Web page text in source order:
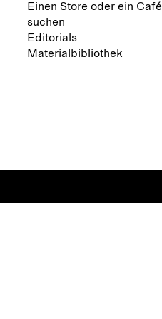
Einen Store oder ein Café
suchen
Editorials
Materialbibliothek